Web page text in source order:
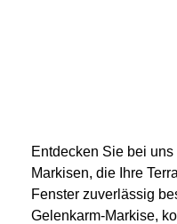
Entdecken Sie bei
Markisen, die Ihre
Fenster zuverlässig
Gelenkarm-Markise,